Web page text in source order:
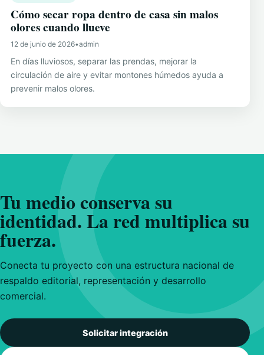
Cómo secar ropa dentro de casa sin malos
olores cuando llueve
12 de junio de 2026•admin
En días lluviosos, separar las prendas, mejorar la
circulación de aire y evitar montones húmedos ayuda a
prevenir malos olores.
Tu medio conserva su
identidad. La red multiplica su
fuerza.
Conecta tu proyecto con una estructura nacional de
respaldo editorial, representación y desarrollo
comercial.
Solicitar integración